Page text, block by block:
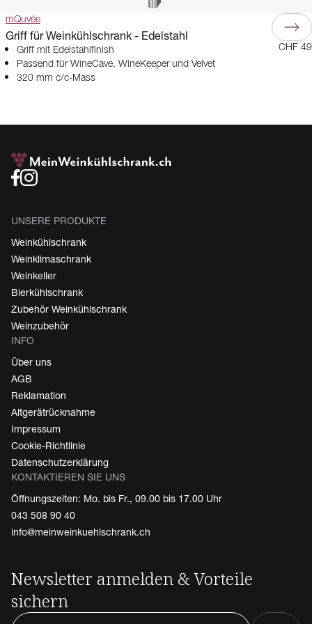
mQuvée
Griff für Weinkühlschrank - Edelstahl
Griff mit Edelstahlfinish
Passend für WineCave, WineKeeper und Velvet
320 mm c/c-Mass
CHF 49
UNSERE PRODUKTE
Weinkühlschrank
Weinklimaschrank
Weinkeller
Bierkühlschrank
Zubehör Weinkühlschrank
Weinzubehör
INFO
Über uns
AGB
Reklamation
Altgerätrücknahme
Impressum
Cookie-Richtlinie
Datenschutzerklärung
KONTAKTIEREN SIE UNS
Öffnungszeiten: Mo. bis Fr., 09.00 bis 17.00 Uhr
043 508 90 40
info@meinweinkuehlschrank.ch
Newsletter anmelden & Vorteile
sichern